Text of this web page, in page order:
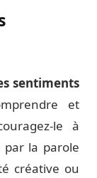
sentiments
et
le à
par la parole
créative ou